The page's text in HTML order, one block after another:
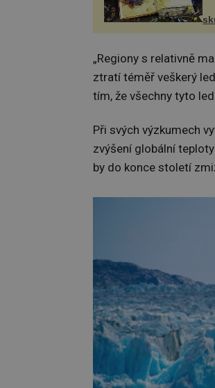
„Regiony s relativně
ztratí téměř veškerý
tím, že všechny tyto
Při svých výzkumech
zvýšení globální
by do konce století